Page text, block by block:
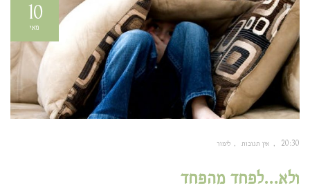
10
מאי
20:30 אין תגובות לימור
ולא…לפחד מהפחד